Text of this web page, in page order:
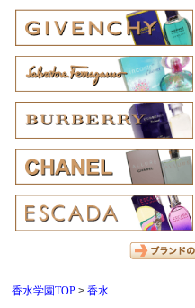
香水学園TOP
香水